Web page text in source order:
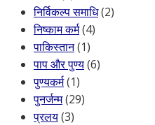
निर्विकल्प समाधि(2)
निष्काम कर्म(4)
पाकिस्तान(1)
पाप और पुण्य(6)
पुण्यकर्म(1)
पुनर्जन्म(29)
प्रलय(3)